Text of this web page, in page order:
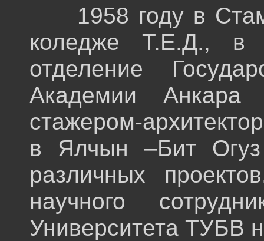
1958 году в
коледже Т.Е.Д., в
отделение
Академии
стажером-
в Ялчын –Бит Огуз
различных
научного
Университета ТУБВ